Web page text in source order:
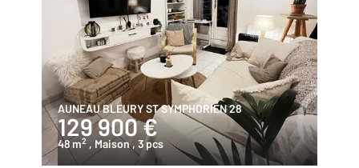
AUNEAU BLEURY ST SYMPHORIEN 28
129 900 €
48 m2 , Maison , 3 pcs